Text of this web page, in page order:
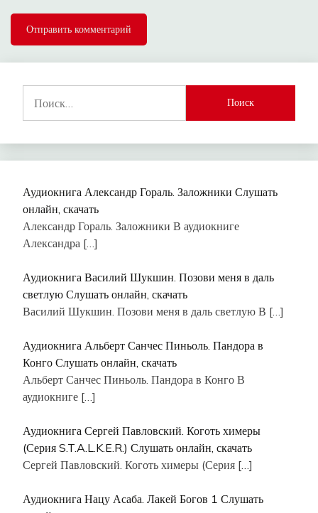
Аудиокнига Александр Гораль. Заложники Слушать
онлайн, скачать
Александр Гораль. Заложники В аудиокниге
Александра […]
Аудиокнига Василий Шукшин. Позови меня в даль
светлую Слушать онлайн, скачать
Василий Шукшин. Позови меня в даль светлую В […]
Аудиокнига Альберт Санчес Пиньоль. Пандора в
Конго Слушать онлайн, скачать
Альберт Санчес Пиньоль. Пандора в Конго В
аудиокниге […]
Аудиокнига Сергей Павловский. Коготь химеры
(Серия S.T.A.L.K.E.R.) Слушать онлайн, скачать
Сергей Павловский. Коготь химеры (Серия […]
Аудиокнига Нацу Асаба. Лакей Богов 1 Слушать